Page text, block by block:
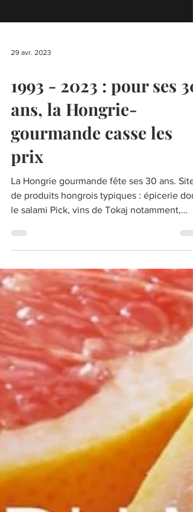
1993 - 2023 : pour ses 30
ans, la Hongrie-
gourmande casse les
prix
La Hongrie gourmande fête ses 30 ans. Site
de produits hongrois typiques : épicerie
le salami Pick, vins de Tokaj notamment,